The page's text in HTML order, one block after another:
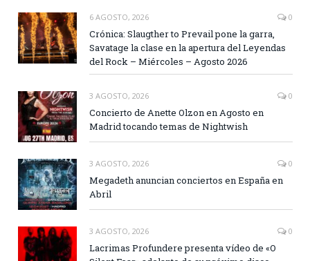
6 AGOSTO, 2026 0
Crónica: Slaugther to Prevail pone la garra,
Savatage la clase en la apertura del Leyendas
del Rock – Miércoles – Agosto 2026
3 AGOSTO, 2026 0
Concierto de Anette Olzon en Agosto en
Madrid tocando temas de Nightwish
3 AGOSTO, 2026 0
Megadeth anuncian conciertos en España en
Abril
3 AGOSTO, 2026 0
Lacrimas Profundere presenta vídeo de «O